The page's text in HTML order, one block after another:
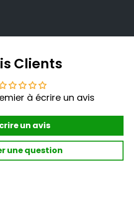
Clients
à écrire un avis
un avis
une question